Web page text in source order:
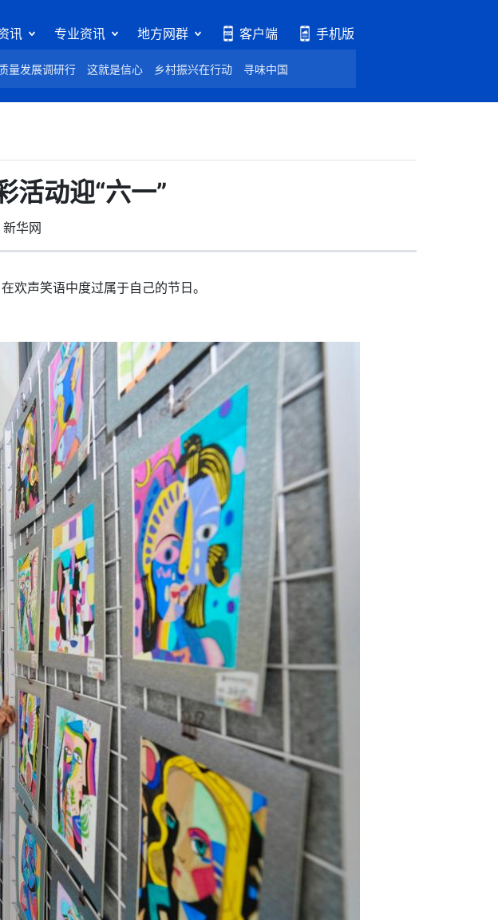
讯 专业资讯 地方网群 客户端 手机版
量发展调研行 这就是信心 乡村振兴在行动 寻味中国
活动迎“六一”
华网
声笑语中度过属于自己的节日。